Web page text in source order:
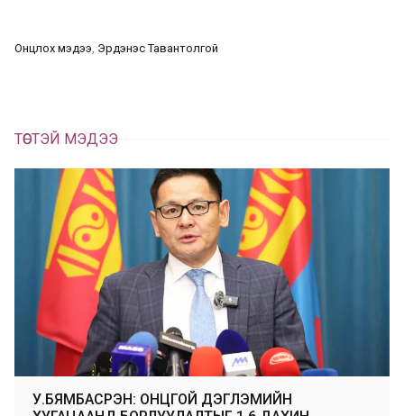
х
Онцлох мэдээ Эрдэнэс Тавантолгой
ТӨСТЭЙ МЭДЭЭ
У.БЯМБАСҮРЭН: ОНЦГОЙ ДЭГЛЭМИЙН